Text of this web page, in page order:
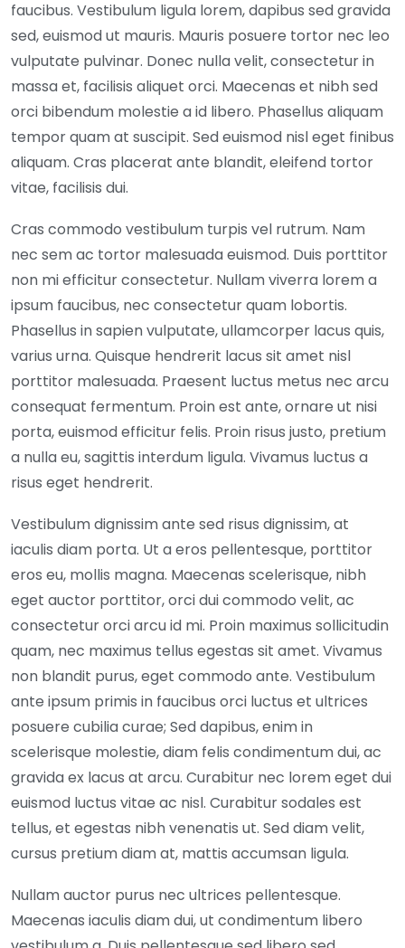
faucibus. Vestibulum ligula lorem, dapibus sed gravida
sed, euismod ut mauris. Mauris posuere tortor nec leo
vulputate pulvinar. Donec nulla velit, consectetur in
massa et, facilisis aliquet orci. Maecenas et nibh sed
orci bibendum molestie a id libero. Phasellus aliquam
tempor quam at suscipit. Sed euismod nisl eget finibus
aliquam. Cras placerat ante blandit, eleifend tortor
vitae, facilisis dui.
Cras commodo vestibulum turpis vel rutrum. Nam
nec sem ac tortor malesuada euismod. Duis porttitor
non mi efficitur consectetur. Nullam viverra lorem a
ipsum faucibus, nec consectetur quam lobortis.
Phasellus in sapien vulputate, ullamcorper lacus quis,
varius urna. Quisque hendrerit lacus sit amet nisl
porttitor malesuada. Praesent luctus metus nec arcu
consequat fermentum. Proin est ante, ornare ut nisi
porta, euismod efficitur felis. Proin risus justo, pretium
a nulla eu, sagittis interdum ligula. Vivamus luctus a
risus eget hendrerit.
Vestibulum dignissim ante sed risus dignissim, at
iaculis diam porta. Ut a eros pellentesque, porttitor
eros eu, mollis magna. Maecenas scelerisque, nibh
eget auctor porttitor, orci dui commodo velit, ac
consectetur orci arcu id mi. Proin maximus sollicitudin
quam, nec maximus tellus egestas sit amet. Vivamus
non blandit purus, eget commodo ante. Vestibulum
ante ipsum primis in faucibus orci luctus et ultrices
posuere cubilia curae; Sed dapibus, enim in
scelerisque molestie, diam felis condimentum dui, ac
gravida ex lacus at arcu. Curabitur nec lorem eget dui
euismod luctus vitae ac nisl. Curabitur sodales est
tellus, et egestas nibh venenatis ut. Sed diam velit,
cursus pretium diam at, mattis accumsan ligula.
Nullam auctor purus nec ultrices pellentesque.
Maecenas iaculis diam dui, ut condimentum libero